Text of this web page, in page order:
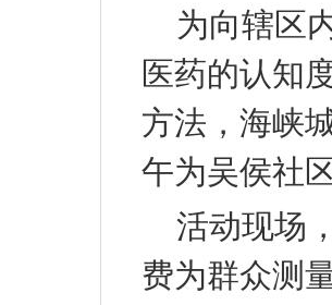
为向辖区
医药的认知
方法，海峡
午为吴侯社
活动现场
费为群众测